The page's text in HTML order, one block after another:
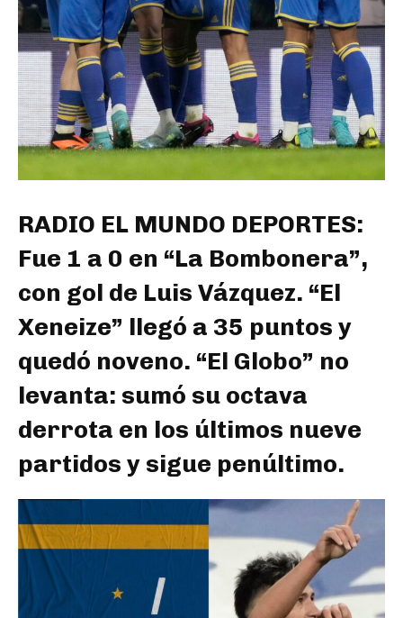
RADIO EL MUNDO DEPORTES:
Fue 1 a 0 en “La Bombonera”,
con gol de Luis Vázquez. “El
Xeneize” llegó a 35 puntos y
quedó noveno. “El Globo” no
levanta: sumó su octava
derrota en los últimos nueve
partidos y sigue penúltimo.